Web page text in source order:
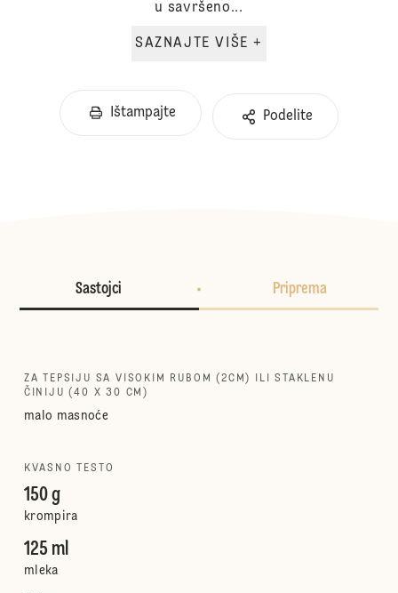
u savršeno...
SAZNAJTE VIŠE +
Ištampajte Podelite
Sastojci Priprema
ZA TEPSIJU SA VISOKIM RUBOM (2CM) ILI STAKLENU
ČINIJU (40 X 30 CM)
malo masnoće
KVASNO TESTO
150 g
krompira
125 ml
mleka